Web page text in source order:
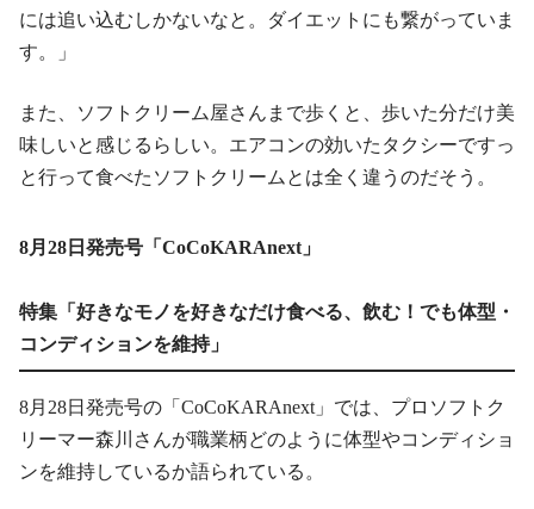
には追い込むしかないなと。ダイエットにも繋がっていま
す。」
また、ソフトクリーム屋さんまで歩くと、歩いた分だけ美
味しいと感じるらしい。エアコンの効いたタクシーですっ
と行って食べたソフトクリームとは全く違うのだそう。
8月28日発売号「CoCoKARAnext」
特集「好きなモノを好きなだけ食べる、飲む！でも体型・
コンディションを維持」
8月28日発売号の「CoCoKARAnext」では、プロソフトク
リーマー森川さんが職業柄どのように体型やコンディショ
ンを維持しているか語られている。